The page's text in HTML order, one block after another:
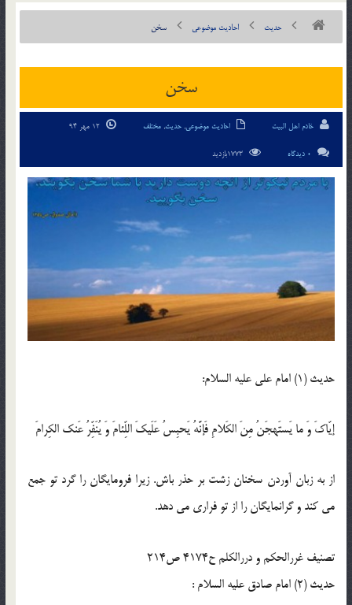
حدیث احادیث موضوعی سخن
سخن
خادم اهل البیت احادیث موضوعی, حدیث, مختلف
0 دیدگاه
حدیث (1) امام علی علیه السلام:
إیّاکَ وَ ما یَستَهجَنُ مِنَ الکَلامِ فَإنَّهُ یَحبِسُ عَلَیکَ اللِّئامَ وَ یُنَفِّرُ عَنک الکِرامَ
از به زبان آوردن سخنان زشت بر حذر باش. زیرا فرومایگان را گرد تو جمع
می کند و گرانمایگان را از تو فراری می دهد.
تصنیف غررالحکم و دررالکلم ح4174 ص214
حدیث (2) امام صادق عليه السلام :